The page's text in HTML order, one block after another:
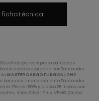
ficha técnica
válida por compras realizadas
crédito otorgado por Santander
MASTER CARGO FURGON L2H2.
bono con financiamiento Santander
Pie del 50% y plazos 25 meses, con
línea Silver Plus, VFMG (Cuota